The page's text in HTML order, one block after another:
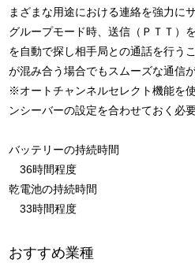
まざまな用途における連絡を強力に
グループモード時、送信（ＰＴＴ）
を自動で探し相手局との通話を行う
が混み合う場合でもスムーズな通信が
※オートチャンネルセレクト機能を
ンシーバーの設定を合わせておく必
バッテリーの持続時間
36時間程度
乾電池の持続時間
33時間程度
おすすめ業種